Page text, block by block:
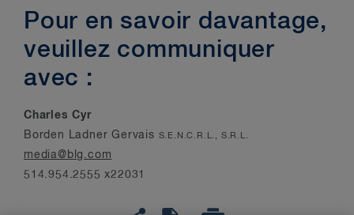
Pour en savoir davantage,
veuillez communiquer
avec :
Charles Cyr
Borden Ladner Gervais S.E.N.C.R.L., S.R.L.
media@blg.com
514.954.2555 x22031